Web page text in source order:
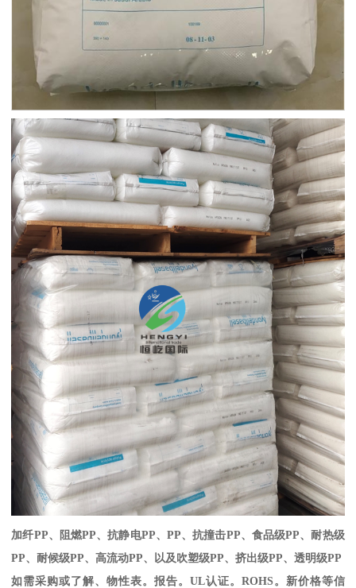
加纤PP、阻燃PP、抗静电PP、 PP、抗撞击PP、食品级PP、耐热级
PP、耐候级PP、高流动PP、以及吹塑级PP、挤出级PP、透明级PP
如需采购或了解、物性表。报告。 UL认证。 ROHS 。新价格等信